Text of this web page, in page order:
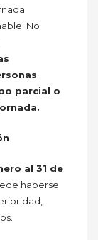
No
parcial o
al 31 de
haberse